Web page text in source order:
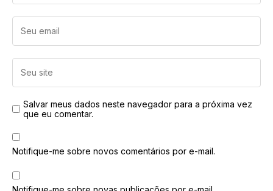
Salvar meus dados neste navegador para a próxima vez
que eu comentar.
Notifique-me sobre novos comentários por e-mail.